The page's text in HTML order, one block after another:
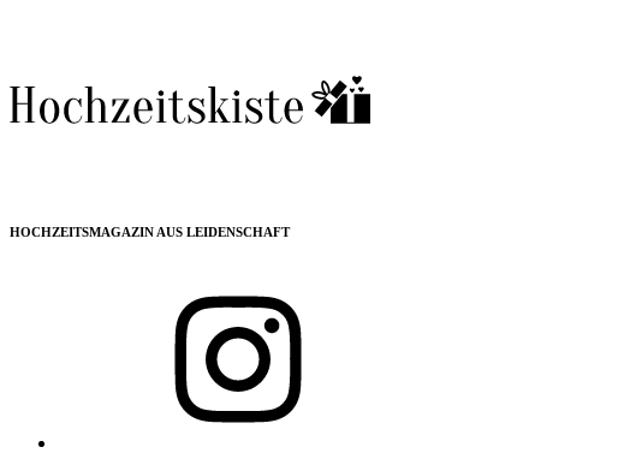
HOCHZEITSMAGAZIN AUS LEIDENSCHAFT